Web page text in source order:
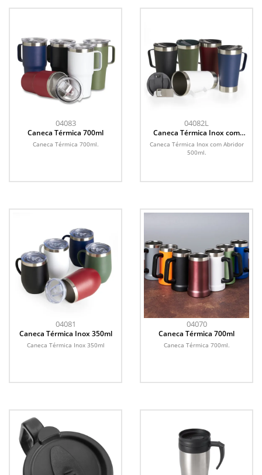
04083
Caneca Térmica 700ml
Caneca Térmica 700ml.
04082L
Caneca Térmica Inox com
Abridor 500ml
Caneca Térmica Inox com Abridor
500ml.
04081
Caneca Térmica Inox 350ml
Caneca Térmica Inox 350ml
04070
Caneca Térmica 700ml
Caneca Térmica 700ml.